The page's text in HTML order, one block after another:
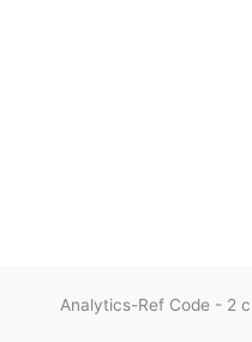
Analytics-Ref